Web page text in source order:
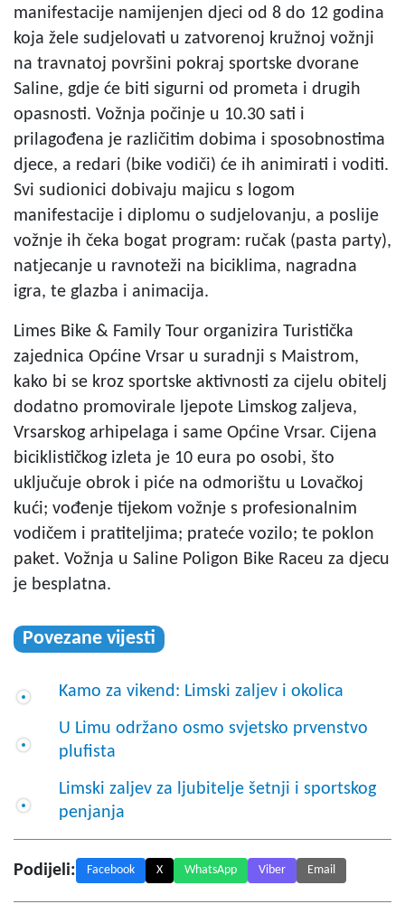
manifestacije namijenjen djeci od 8 do 12 godina
koja žele sudjelovati u zatvorenoj kružnoj vožnji
na travnatoj površini pokraj sportske dvorane
Saline, gdje će biti sigurni od prometa i drugih
opasnosti. Vožnja počinje u 10.30 sati i
prilagođena je različitim dobima i sposobnostima
djece, a redari (bike vodiči) će ih animirati i voditi.
Svi sudionici dobivaju majicu s logom
manifestacije i diplomu o sudjelovanju, a poslije
vožnje ih čeka bogat program: ručak (pasta party),
natjecanje u ravnoteži na biciklima, nagradna
igra, te glazba i animacija.
Limes Bike & Family Tour organizira Turistička
zajednica Općine Vrsar u suradnji s Maistrom,
kako bi se kroz sportske aktivnosti za cijelu obitelj
dodatno promovirale ljepote Limskog zaljeva,
Vrsarskog arhipelaga i same Općine Vrsar. Cijena
biciklističkog izleta je 10 eura po osobi, što
uključuje obrok i piće na odmorištu u Lovačkoj
kući; vođenje tijekom vožnje s profesionalnim
vodičem i pratiteljima; prateće vozilo; te poklon
paket. Vožnja u Saline Poligon Bike Raceu za djecu
je besplatna.
Povezane vijesti
Kamo za vikend: Limski zaljev i okolica
U Limu održano osmo svjetsko prvenstvo
plufista
Limski zaljev za ljubitelje šetnji i sportskog
penjanja
Podijeli: Facebook X WhatsApp Viber Email